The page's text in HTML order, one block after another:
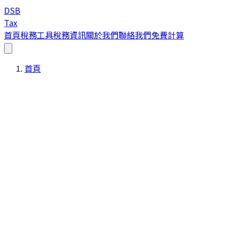
DSB
Tax
首頁稅務工具稅務資訊關於我們聯絡我們免費計算
首頁